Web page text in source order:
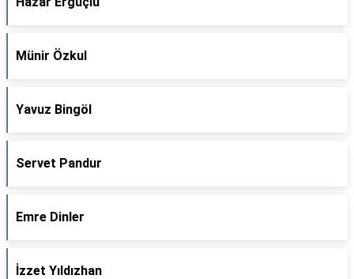
Münir Özkul
Yavuz Bingöl
Servet Pandur
Emre Dinler
İzzet Yıldızhan